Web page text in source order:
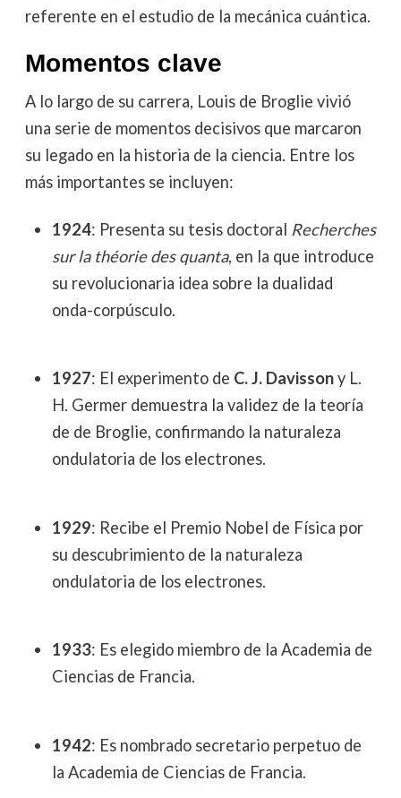
referente en el estudio de la mecánica cuántica.
Momentos clave
A lo largo de su carrera, Louis de Broglie vivió
una serie de momentos decisivos que marcaron
su legado en la historia de la ciencia. Entre los
más importantes se incluyen:
1924: Presenta su tesis doctoral Recherches
sur la théorie des quanta, en la que introduce
su revolucionaria idea sobre la dualidad
onda-corpúsculo.
1927: El experimento de C. J. Davissony L.
H. Germer demuestra la validez de la teoría
de de Broglie, confirmando la naturaleza
ondulatoria de los electrones.
1929: Recibe el Premio Nobel de Física por
su descubrimiento de la naturaleza
ondulatoria de los electrones.
1933: Es elegido miembro de la Academia de
Ciencias de Francia.
1942: Es nombrado secretario perpetuo de
la Academia de Ciencias de Francia.